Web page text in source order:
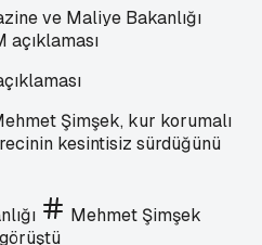
ve Maliye Bakanlığı
Şimşek, kur korumalı
kesintisiz sürdüğünü
Mehmet Şimşek